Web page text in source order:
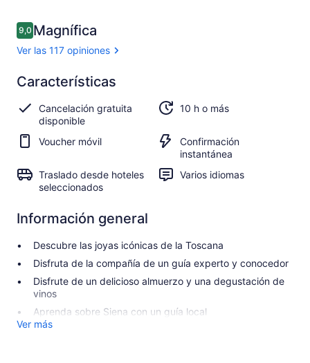
Opiniones
9,09,0 de 10
Magnífica
Ver las 117 opiniones
9.09.0 de 10
Magnífica
Ver 117
opiniones
Características
Cancelación gratuita
disponible
10 h o más
Voucher móvil
Confirmación
instantánea
Traslado desde hoteles
seleccionados
Varios idiomas
Información general
Descubre las joyas icónicas de la Toscana
Disfruta de la compañía de un guía experto y conocedor
Disfrute de un delicioso almuerzo y una degustación de
vinos
Aprenda sobre Siena con un guía local
Ver más